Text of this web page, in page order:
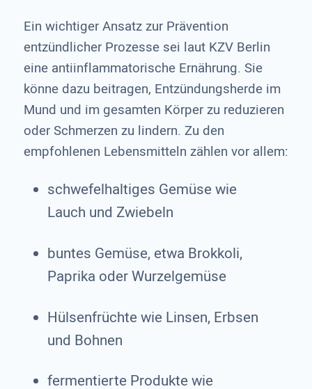
Ein wichtiger Ansatz zur Prävention
entzündlicher Prozesse sei laut KZV Berlin
eine antiinflammatorische Ernährung. Sie
könne dazu beitragen, Entzündungsherde im
Mund und im gesamten Körper zu reduzieren
oder Schmerzen zu lindern. Zu den
empfohlenen Lebensmitteln zählen vor allem:
schwefelhaltiges Gemüse wie
Lauch und Zwiebeln
buntes Gemüse, etwa Brokkoli,
Paprika oder Wurzelgemüse
Hülsenfrüchte wie Linsen, Erbsen
und Bohnen
fermentierte Produkte wie